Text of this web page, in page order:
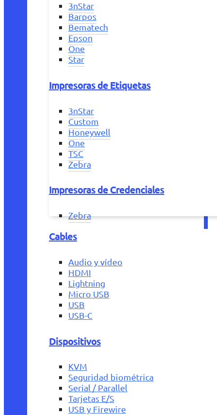
3nStar
Barpos
Bematech
Epson
One
Star
Impresoras de Etiquetas
3nStar
Custom
Honeywell
One
TSC
Zebra
Impresoras de Credenciales
Zebra
Cables
Audio y vídeo
HDMI
Lightning
Micro USB
USB
USB-C
Dispositivos
KVM
Seguridad biométrica
Serial / Parallel
Tarjetas E/S
USB y Firewire